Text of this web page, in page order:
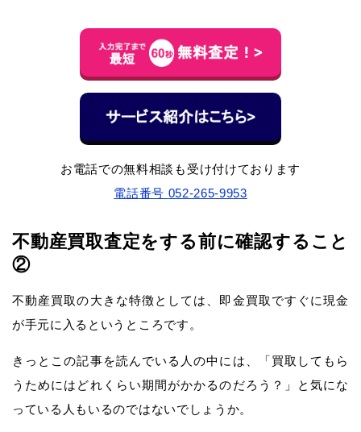
お電話での無料相談も受け付けております
電話番号 052-265-9953
不動産買取査定をする前に確認すること
②
不動産買取の大きな特徴としては、即金買取ですぐに現金
が手元に入るというところです。
きっとこの記事を読んでいる人の中には、「買取してもら
うためにはどれくらい期間がかかるのだろう？」と気にな
っている人もいるのではないでしょうか。